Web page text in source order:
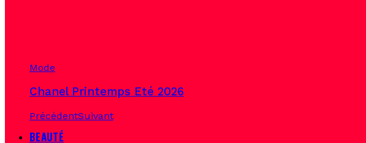
Mode
Chanel Printemps Eté 2026
PrécédentSuivant
BEAUTÉ